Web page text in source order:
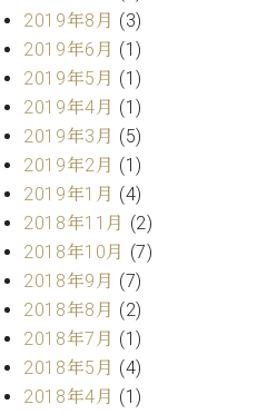
W.
ホ
フ
マ
ン
プ
ロ
フ
ェ
ッ
シ
ョ
ナ
ル
内
(PDF)
お
い
合
わ
せ
本
社
：
八
王
子
2019年8月 (3)
2019年6月 (1)
2019年5月 (1)
2019年4月 (1)
2019年3月 (5)
2019年2月 (1)
2019年1月 (4)
2018年11月 (2)
2018年10月 (7)
2018年9月 (7)
2018年8月 (2)
2018年7月 (1)
2018年5月 (4)
2018年4月 (1)